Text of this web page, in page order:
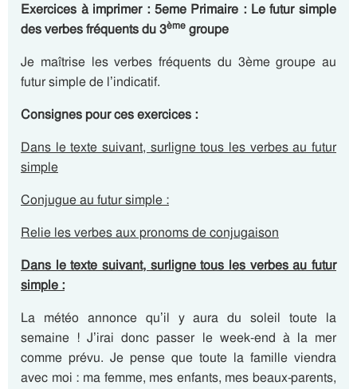
Exercices à imprimer : 5eme Primaire : Le futur simple
des verbes fréquents du 3ème groupe
Je maîtrise les verbes fréquents du 3ème groupe au
futur simple de l’indicatif.
Consignes pour ces exercices :
Dans le texte suivant, surligne tous les verbes au futur
simple
Conjugue au futur simple :
Relie les verbes aux pronoms de conjugaison
Dans le texte suivant, surligne tous les verbes au futur
simple :
La météo annonce qu’il y aura du soleil toute la
semaine ! J’irai donc passer le week-end à la mer
comme prévu. Je pense que toute la famille viendra
avec moi : ma femme, mes enfants, mes beaux-parents,